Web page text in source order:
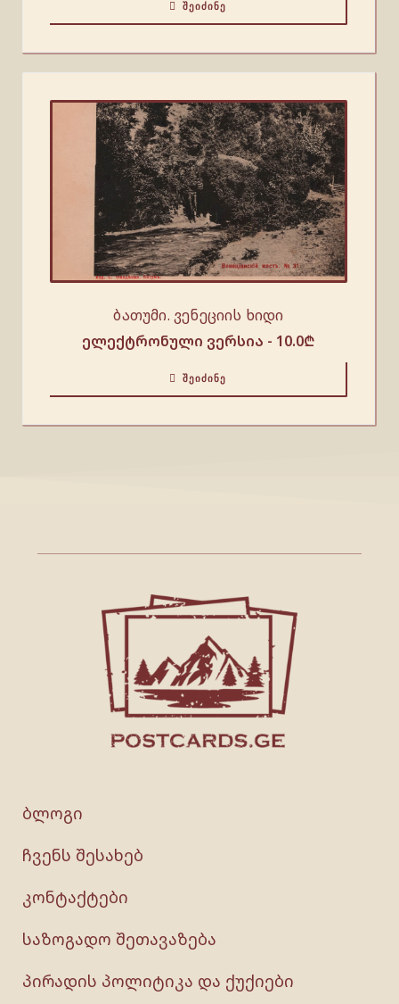
ᲨᲔᲘᲫᲘᲜᲔ
ბათუმი. ვენეციის ხიდი
ელექტრონული ვერსია - 10.0₾
ᲨᲔᲘᲫᲘᲜᲔ
ბლოგი
ჩვენს შესახებ
კონტაქტები
საზოგადო შეთავაზება
პირადის პოლიტიკა და ქუქიები